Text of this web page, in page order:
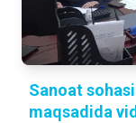
Sanoat
maqsadida